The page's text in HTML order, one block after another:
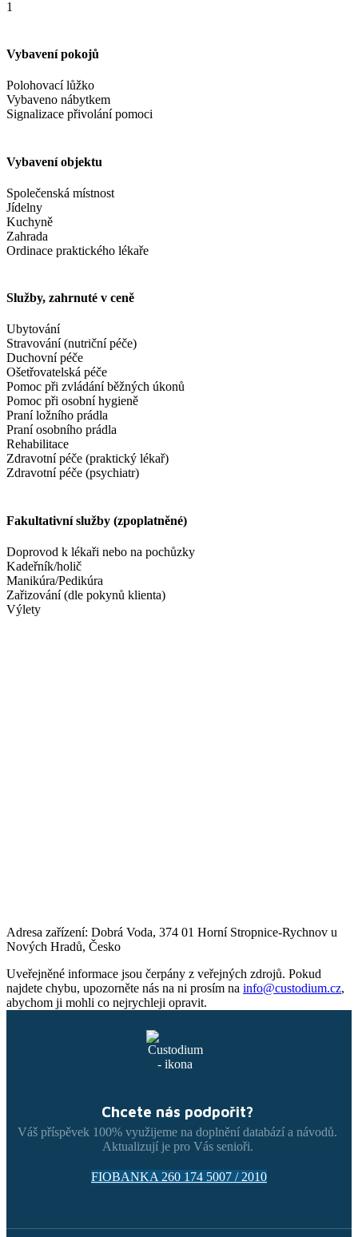
1
Vybavení pokojů
Polohovací lůžko
Vybaveno nábytkem
Signalizace přivolání pomoci
Vybavení objektu
Společenská místnost
Jídelny
Kuchyně
Zahrada
Ordinace praktického lékaře
Služby, zahrnuté v ceně
Ubytování
Stravování (nutriční péče)
Duchovní péče
Ošetřovatelská péče
Pomoc při zvládání běžných úkonů
Pomoc při osobní hygieně
Praní ložního prádla
Praní osobního prádla
Rehabilitace
Zdravotní péče (praktický lékař)
Zdravotní péče (psychiatr)
Fakultativní služby (zpoplatněné)
Doprovod k lékaři nebo na pochůzky
Kadeřník/holič
Manikúra/Pedikúra
Zařizování (dle pokynů klienta)
Výlety
Adresa zařízení: Dobrá Voda, 374 01 Horní Stropnice-Rychnov u
Nových Hradů, Česko
Uveřejněné informace jsou čerpány z veřejných zdrojů. Pokud
najdete chybu, upozorněte nás na ni prosím na info@custodium.cz,
abychom ji mohli co nejrychleji opravit.
Chcete nás podpořit?
Váš příspěvek 100% využijeme na doplnění databází a návodů.
Aktualizují je pro Vás senioři.
FIOBANKA 260 174 5007 / 2010